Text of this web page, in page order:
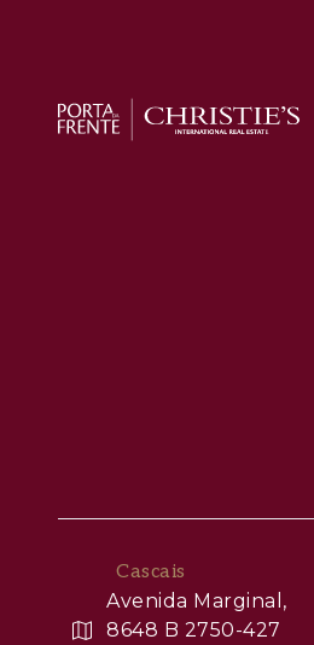
Cascais
Avenida Marginal,
8648 B 2750-427